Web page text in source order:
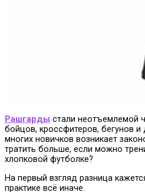
Рашгарды стали неотъемлемой
бойцов, кроссфитеров, бегунов и
многих новичков возникает
тратить больше, если можно
хлопковой футболке?
На первый взгляд разница
практике всё иначе.